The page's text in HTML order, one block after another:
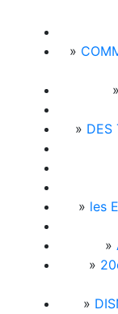
»
»
» DES
» les
»
»
»